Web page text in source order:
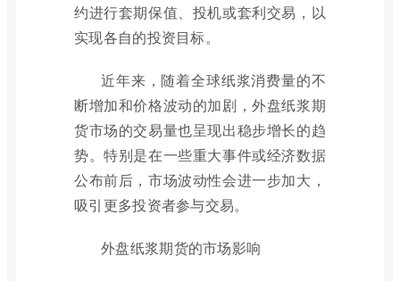
约进行套期保值、投机或套利交易，以
实现各自的投资目标。
近年来，随着全球纸浆消费量的不
断增加和价格波动的加剧，外盘纸浆期
货市场的交易量也呈现出稳步增长的趋
势。特别是在一些重大事件或经济数据
公布前后，市场波动性会进一步加大，
吸引更多投资者参与交易。
外盘纸浆期货的市场影响